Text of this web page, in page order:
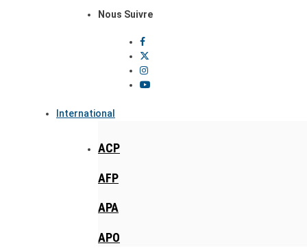
Nous Suivre
International
ACP
AFP
APA
APO